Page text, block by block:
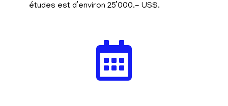
études est d’environ 25’000.- US$.